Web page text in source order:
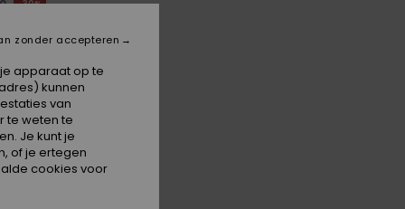
30%
Green The Mo Mini Rg
apparaat op te
kunnen
van
te weten te
Je kunt je
of je ertegen
cookies voor
zonder accepteren